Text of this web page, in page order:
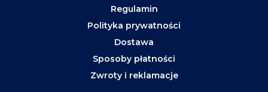
Regulamin
Polityka prywatności
Dostawa
Sposoby płatności
Zwroty i reklamacje